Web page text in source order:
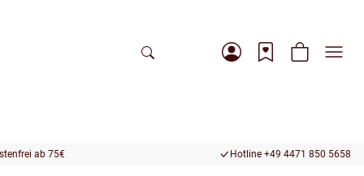
ab 75€ Hotline +49 4471 850 5658